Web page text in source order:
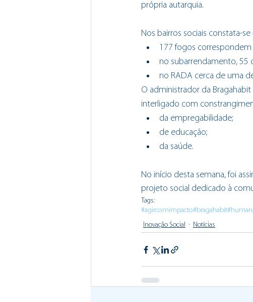
própria autarquia.
Nos bairros sociais constata-se
177 fogos correspondem
no subarrendamento, 55
no RADA cerca de uma
O administrador da
interligado com
da empregabilidade;
de educação;
da saúde.
No início desta semana, foi
projeto social dedicado à
Tags:
#agircomimpacto#bragahabit
Inovação Social
Notícias